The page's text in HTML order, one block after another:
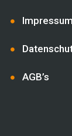
Impressum
AGB’s